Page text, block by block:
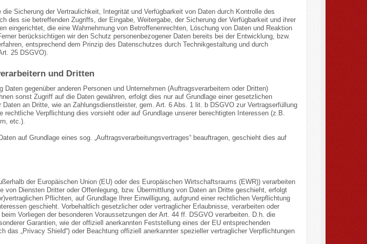
Sicherung der Vertraulichkeit, Integrität und Verfügbarkeit von Daten durch Kontrolle des
des sie betreffenden Zugriffs, der Eingabe, Weitergabe, der Sicherung der Verfügbarkeit und ihrer
eingerichtet, die eine Wahrnehmung von Betroffenenrechten, Löschung von Daten und Reaktion
berücksichtigen wir den Schutz personenbezogener Daten bereits bei der Entwicklung, bzw.
entsprechend dem Prinzip des Datenschutzes durch Technikgestaltung und durch
25 DSGVO).
und Dritten
Daten gegenüber anderen Personen und Unternehmen (Auftragsverarbeitern oder Dritten)
sonst Zugriff auf die Daten gewähren, erfolgt dies nur auf Grundlage einer gesetzlichen
an Dritte, wie an Zahlungsdienstleister, gem. Art. 6 Abs. 1 lit. b DSGVO zur Vertragserfüllung
rechtliche Verpflichtung dies vorsieht oder auf Grundlage unserer berechtigten Interessen (z.B.
etc.).
auf Grundlage eines sog. „Auftragsverarbeitungsvertrages“ beauftragen, geschieht dies auf
der Europäischen Union (EU) oder des Europäischen Wirtschaftsraums (EWR)) verarbeiten
von Diensten Dritter oder Offenlegung, bzw. Übermittlung von Daten an Dritte geschieht, erfolgt
Pflichten, auf Grundlage Ihrer Einwilligung, aufgrund einer rechtlichen Verpflichtung
geschieht. Vorbehaltlich gesetzlicher oder vertraglicher Erlaubnisse, verarbeiten oder
Vorliegen der besonderen Voraussetzungen der Art. 44 ff. DSGVO verarbeiten. D.h. die
Garantien, wie der offiziell anerkannten Feststellung eines der EU entsprechenden
das „Privacy Shield“) oder Beachtung offiziell anerkannter spezieller vertraglicher Verpflichtungen